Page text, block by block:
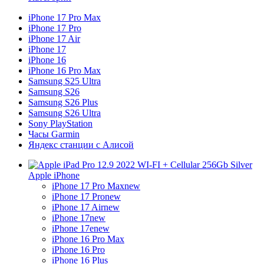
iPhone 17 Pro Max
iPhone 17 Pro
iPhone 17 Air
iPhone 17
iPhone 16
iPhone 16 Pro Max
Samsung S25 Ultra
Samsung S26
Samsung S26 Plus
Samsung S26 Ultra
Sony PlayStation
Часы Garmin
Яндекс станции с Алисой
Apple iPhone
iPhone 17 Pro Maxnew
iPhone 17 Pronew
iPhone 17 Airnew
iPhone 17new
iPhone 17enew
iPhone 16 Pro Max
iPhone 16 Pro
iPhone 16 Plus